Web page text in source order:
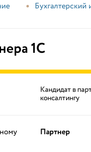
Бухгалтерский
1С
Кандидат в
консалтингу
Партнер